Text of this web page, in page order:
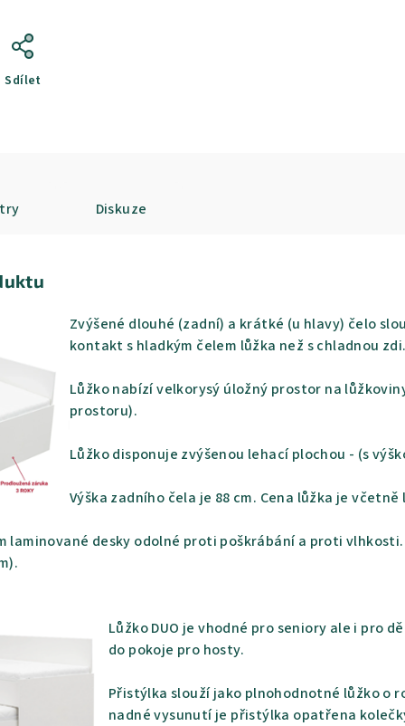
Sdílet
Diskuze
Zvýšené dlouhé (zadní) a krátké (u hlavy) čelo
kontakt s hladkým čelem lůžka než s chladnou
Lůžko nabízí velkorysý úložný prostor na
prostoru).
Lůžko disponuje zvýšenou lehací plochou - (s
Výška zadního čela je 88 cm. Cena lůžka je
laminované desky odolné proti poškrábání a proti
Lůžko DUO je vhodné pro seniory ale i pro
do pokoje pro hosty.
Přistýlka slouží jako plnohodnotné lůžko o
nadné vysunutí je přistýlka opatřena